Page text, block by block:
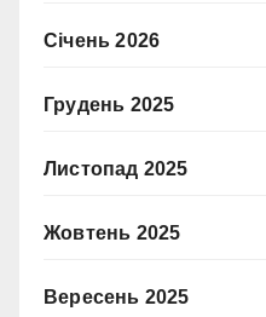
Січень 2026
Грудень 2025
Листопад 2025
Жовтень 2025
Вересень 2025